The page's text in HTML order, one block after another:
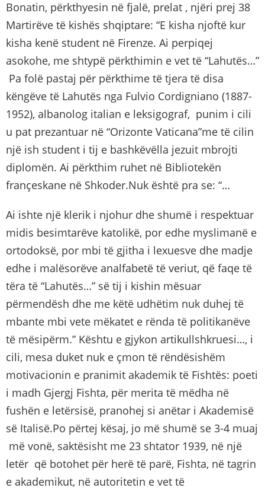
Bonatin, përkthyesin në fjalë, prelat , njëri prej 38
Martirëve të kishës shqiptare: “E kisha njoftë kur
kisha kenë student në Firenze. Ai perpiqej
asokohe, me shtypë përkthimin e vet të “Lahutës…”
Pa folë pastaj për përkthime të tjera të disa
këngëve të Lahutës nga Fulvio Cordigniano (1887-
1952), albanolog italian e leksigograf, punim i cili
u pat prezantuar në “Orizonte Vaticana”me të cilin
një ish student i tij e bashkëvëlla jezuit mbrojti
diplomën. Ai përkthim ruhet në Bibliotekën
françeskane në Shkoder.Nuk është pra se: “…
Ai ishte një klerik i njohur dhe shumë i respektuar
midis besimtarëve katolikë, por edhe myslimanë e
ortodoksë, por mbi të gjitha i lexuesve dhe madje
edhe i malësorëve analfabetë të veriut, që faqe të
tëra të “Lahutës…” së tij i kishin mësuar
përmendësh dhe me këtë udhëtim nuk duhej të
mbante mbi vete mëkatet e rënda të politikanëve
të mësipërm.” Kështu e gjykon artikullshkruesi…, i
cili, mesa duket nuk e çmon të rëndësishëm
motivacionin e pranimit akademik të Fishtës: poeti
i madh Gjergj Fishta, për merita të mëdha në
fushën e letërsisë, pranohej si anëtar i Akademisë
së Italisë.Po përtej kësaj, jo më shumë se 3-4 muaj
më vonë, saktësisht me 23 shtator 1939, në një
letër që botohet për herë të parë, Fishta, në tagrin
e akademikut, në autoritetin e vet të